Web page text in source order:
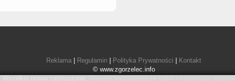
Reklama Regulamin Polityka Prywatności
Kontakt
© www.zgorzelec.info